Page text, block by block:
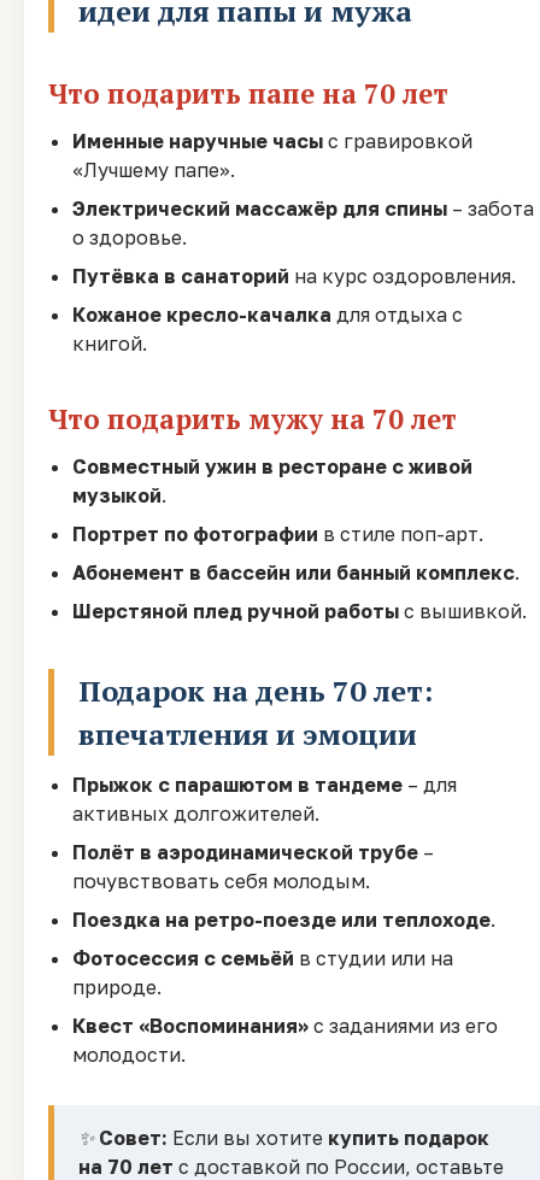
идеи для папы и мужа
Что подарить папе на 70 лет
Именные наручные часы с гравировкой
«Лучшему папе».
Электрический массажёр для спины – забота
о здоровье.
Путёвка в санаторий на курс оздоровления.
Кожаное кресло-качалка для отдыха с
книгой.
Что подарить мужу на 70 лет
Совместный ужин в ресторане с живой
музыкой.
Портрет по фотографии в стиле поп-арт.
Абонемент в бассейн или банный комплекс.
Шерстяной плед ручной работы с вышивкой.
Подарок на день 70 лет:
впечатления и эмоции
Прыжок с парашютом в тандеме – для
активных долгожителей.
Полёт в аэродинамической трубе –
почувствовать себя молодым.
Поездка на ретро-поезде или теплоходе.
Фотосессия с семьёй в студии или на
природе.
Квест «Воспоминания» с заданиями из его
молодости.
✨ Совет: Если вы хотите купить подарок
на 70 лет с доставкой по России, оставьте